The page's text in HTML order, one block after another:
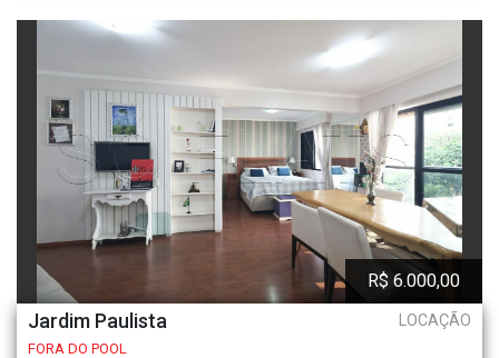
Jardim Paulista LOCAÇÃO
R$ 6.000,00
FORA DO POOL